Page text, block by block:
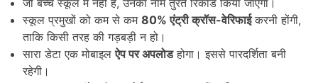
जो बच्चे स्कूल में नहीं हैं, उनका नाम तुरंत रिकॉर्ड किया जाएगा।
स्कूल प्रमुखों को कम से कम 80%एंट्री क्रॉस-वेरिफाईकरनी होंगी,
ताकि किसी तरह की गड़बड़ी न हो।
सारा डेटा एक मोबाइलऐप पर अपलोडहोगा। इससे पारदर्शिता बनी
रहेगी।